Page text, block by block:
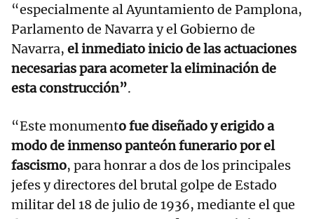
“especialmente al Ayuntamiento de Pamplona,
Parlamento de Navarra y el Gobierno de
Navarra, el inmediato inicio de las actuaciones
necesarias para acometer la eliminación de
esta construcción”.
“Este monumento fue diseñado y erigido a
modo de inmenso panteón funerario por el
fascismo, para honrar a dos de los principales
jefes y directores del brutal golpe de Estado
militar del 18 de julio de 1936, mediante el que